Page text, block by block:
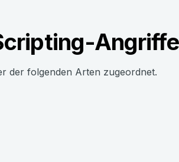
der folgenden Arten zugeordnet.